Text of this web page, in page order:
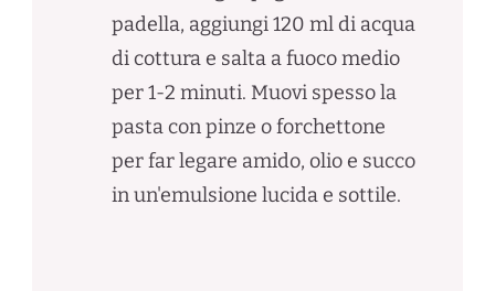
padella, aggiungi 120 ml di acqua
di cottura e salta a fuoco medio
per 1-2 minuti. Muovi spesso la
pasta con pinze o forchettone
per far legare amido, olio e succo
in un'emulsione lucida e sottile.